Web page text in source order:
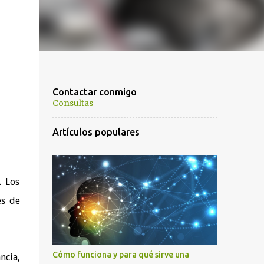
Los
de
Contactar conmigo
Consultas
Artículos populares
Cómo funciona y para qué sirve una